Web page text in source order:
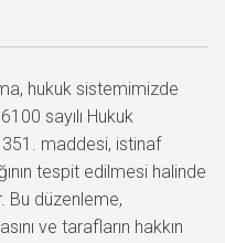
hukuk sistemimizde
sayılı Hukuk
351. maddesi, istinaf
tespit edilmesi halinde
Bu düzenleme,
ve tarafların hakkın